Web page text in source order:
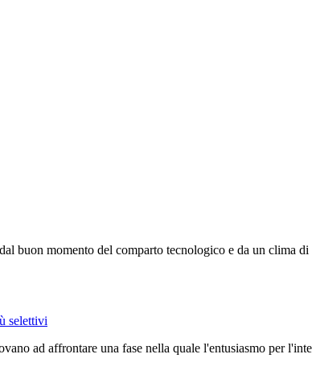
buon momento del comparto tecnologico e da un clima
selettivi
ad affrontare una fase nella quale l'entusiasmo per